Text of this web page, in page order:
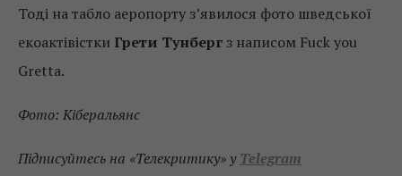
Тоді на табло аеропорту з’явилося фото шведської
екоактівістки Грети Тунберг з написом Fuck you
Gretta.
Фото: Кіберальянс
Підписуйтесь на «Телекритику» у Telegram